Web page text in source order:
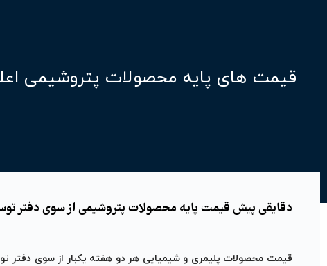
قیمت های پایه محصولات پتروشیمی
دقایقی پیش قیمت پایه محصولات پتروشیمی از سوی دفتر
قیمت محصولات پلیمری و شیمیایی هر دو هفته یکبار از سوی دفتر